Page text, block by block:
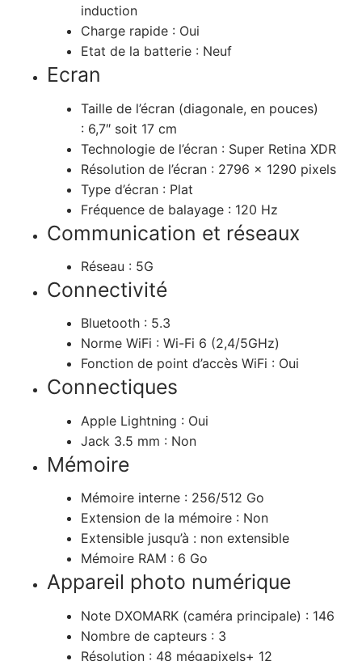
induction
Charge rapide :Oui
Etat de la batterie :Neuf
Ecran
Taille de l’écran (diagonale, en pouces)
:6,7″ soit 17 cm
Technologie de l’écran :Super Retina XDR
Résolution de l’écran :2796 x 1290 pixels
Type d’écran :Plat
Fréquence de balayage :120 Hz
Communication et réseaux
Réseau :5G
Connectivité
Bluetooth :5.3
Norme WiFi :Wi-Fi 6 (2,4/5GHz)
Fonction de point d’accès WiFi :Oui
Connectiques
Apple Lightning :Oui
Jack 3.5 mm :Non
Mémoire
Mémoire interne :256/512 Go
Extension de la mémoire :Non
Extensible jusqu’à :non extensible
Mémoire RAM :6 Go
Appareil photo numérique
Note DXOMARK (caméra principale) :146
Nombre de capteurs :3
Résolution :48 mégapixels+ 12